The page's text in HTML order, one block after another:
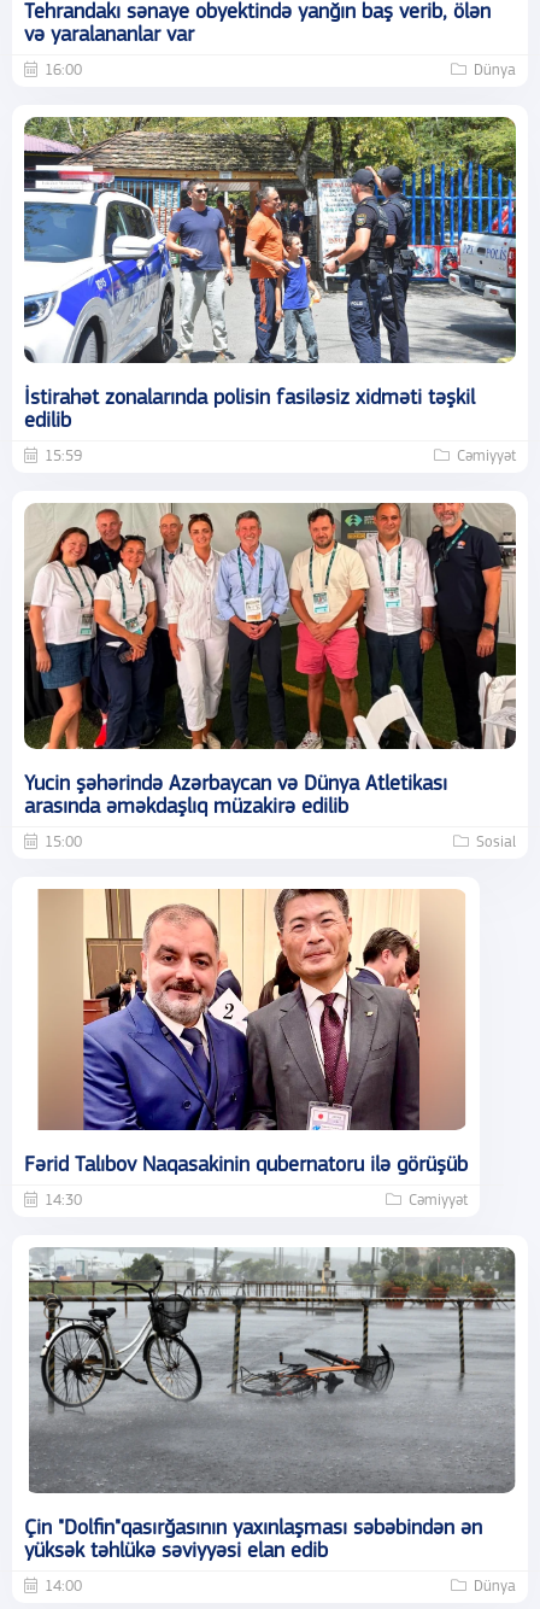
Tehrandakı sənaye obyektində yanğın baş verib, ölən
və yaralananlar var
16:00 Dünya
İstirahət zonalarında polisin fasiləsiz xidməti təşkil
edilib
15:59 Cəmiyyət
Yucin şəhərində Azərbaycan və Dünya Atletikası
arasında əməkdaşlıq müzakirə edilib
15:00 Sosial
Fərid Talıbov Naqasakinin qubernatoru ilə görüşüb
14:30 Cəmiyyət
Çin "Dolfin"qasırğasının yaxınlaşması səbəbindən ən
yüksək təhlükə səviyyəsi elan edib
14:00 Dünya